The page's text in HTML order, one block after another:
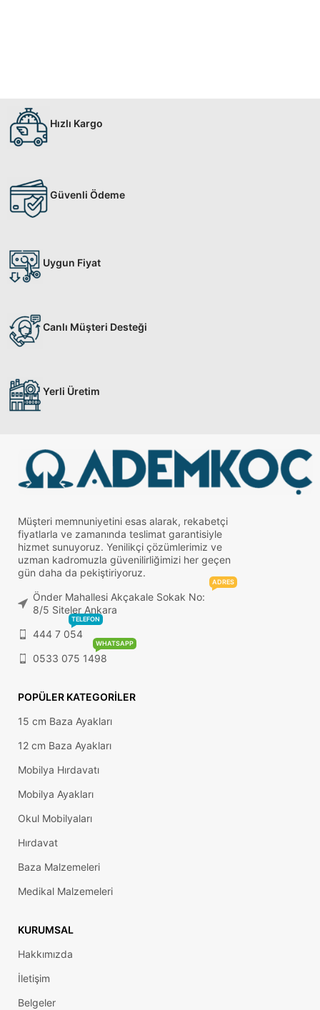
Hızlı Kargo
Güvenli Ödeme
Uygun Fiyat
Canlı Müşteri Desteği
Yerli Üretim
Müşteri memnuniyetini esas alarak, rekabetçi
fiyatlarla ve zamanında teslimat garantisiyle
hizmet sunuyoruz. Yenilikçi çözümlerimiz ve
uzman kadromuzla güvenilirliğimizi her geçen
gün daha da pekiştiriyoruz.
Önder Mahallesi Akçakale Sokak No:
8/5 Siteler Ankara
ADRES
444 7 054
TELEFON
0533 075 1498
WHATSAPP
POPÜLER KATEGORILER
15 cm Baza Ayakları
12 cm Baza Ayakları
Mobilya Hırdavatı
Mobilya Ayakları
Okul Mobilyaları
Hırdavat
Baza Malzemeleri
Medikal Malzemeleri
KURUMSAL
Hakkımızda
İletişim
Belgeler